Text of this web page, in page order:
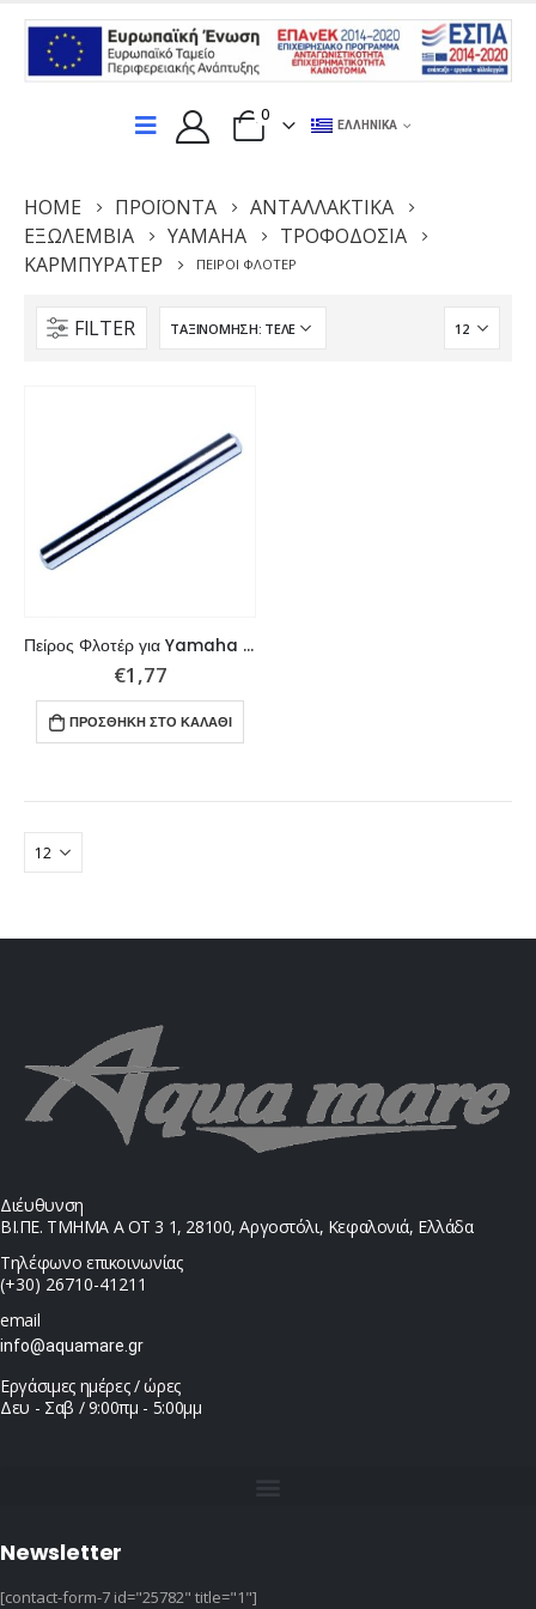
0
ΕΛΛΗΝΙΚΆ
HOME ΠΡΟΪΌΝΤΑ
ΑΝΤΑΛΛΑΚΤΙΚΆ
ΕΞΩΛΕΜΒΙΑ
YAMAHA
ΤΡΟΦΟΔΟΣΊΑ
ΚΑΡΜΠΥΡΑΤΈΡ
ΠΕΊΡΟΙ ΦΛΟΤΈΡ
FILTER
Πείρος Φλοτέρ για Yamaha Καρμπυρατέρ 3 έως 90HP.
€1,77
ΠΡΟΣΘΉΚΗ ΣΤΟ ΚΑΛΆΘΙ
Διέυθυνση
ΒΙ.ΠΕ. ΤΜΗΜΑ Α ΟΤ 3 1, 28100, Αργοστόλι, Κεφαλονιά, Ελλάδα
Τηλέφωνο επικοινωνίας
(+30) 26710-41211
email
info@aquamare.gr
Εργάσιμες ημέρες / ώρες
Δευ - Σαβ / 9:00πμ - 5:00μμ
Newsletter
[contact-form-7 id="25782" title="1"]